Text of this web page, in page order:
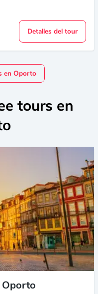
Detalles del tour
en Oporto
tours en
Oporto